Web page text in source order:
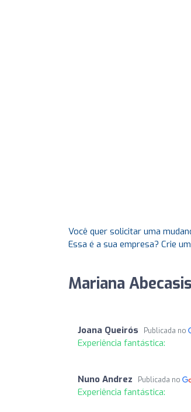
Você quer solicitar uma
Essa é a sua empresa? Crie
Mariana
Joana Queirós Publicada no
Experiência fantástica:
Nuno Andrez Publicada no
Experiência fantástica: